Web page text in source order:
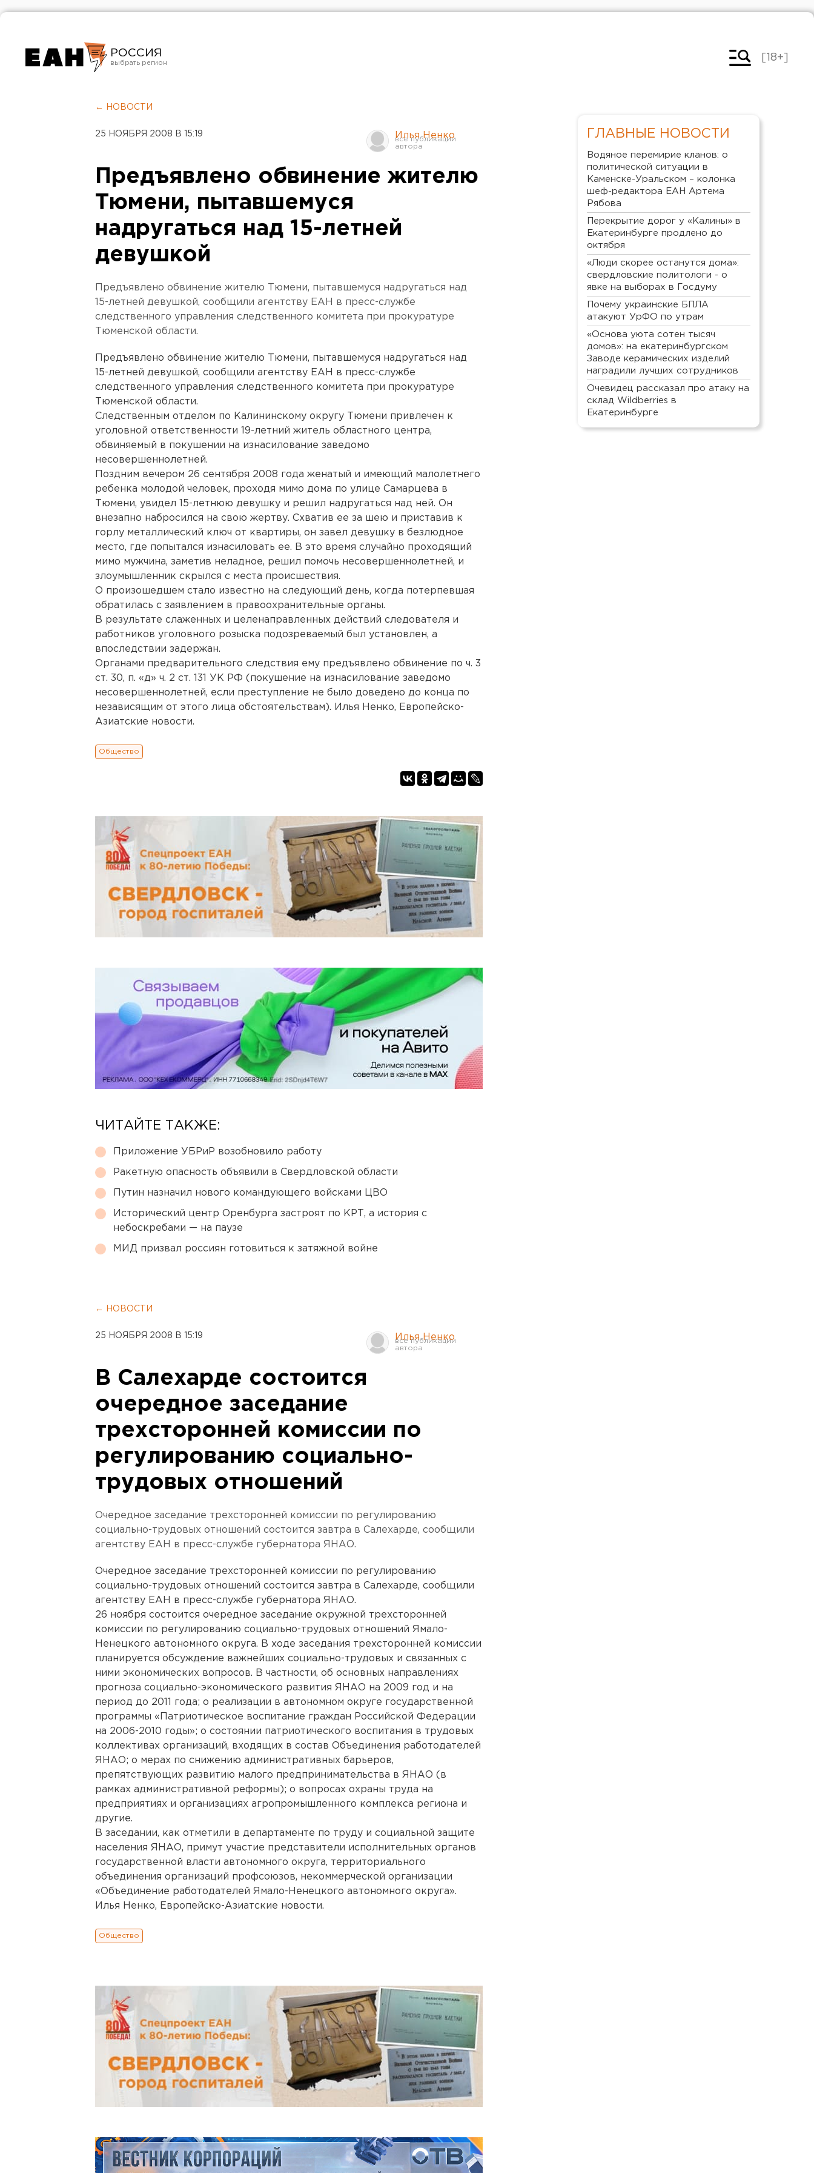
РОССИЯ
Челябинск
[18+]
← НОВОСТИ
25 НОЯБРЯ 2008 В 15:19 Илья Ненко
Предъявлено обвинение жителю
Тюмени, пытавшемуся
надругаться над 15-летней
девушкой
Предъявлено обвинение жителю Тюмени, пытавшемуся надругаться над
15-летней девушкой, сообщили агентству ЕАН в пресс-службе
следственного управления следственного комитета при прокуратуре
Тюменской области.
Предъявлено обвинение жителю Тюмени, пытавшемуся надругаться над
15-летней девушкой, сообщили агентству ЕАН в пресс-службе
следственного управления следственного комитета при прокуратуре
Тюменской области.
Следственным отделом по Калининскому округу Тюмени привлечен к
уголовной ответственности 19-летний житель областного центра,
обвиняемый в покушении на изнасилование заведомо
несовершеннолетней.
Поздним вечером 26 сентября 2008 года женатый и имеющий малолетнего
ребенка молодой человек, проходя мимо дома по улице Самарцева в
Тюмени, увидел 15-летнюю девушку и решил надругаться над ней. Он
внезапно набросился на свою жертву. Схватив ее за шею и приставив к
горлу металлический ключ от квартиры, он завел девушку в безлюдное
место, где попытался изнасиловать ее. В это время случайно проходящий
мимо мужчина, заметив неладное, решил помочь несовершеннолетней, и
злоумышленник скрылся с места происшествия.
О произошедшем стало известно на следующий день, когда потерпевшая
обратилась с заявлением в правоохранительные органы.
В результате слаженных и целенаправленных действий следователя и
работников уголовного розыска подозреваемый был установлен, а
впоследствии задержан.
Органами предварительного следствия ему предъявлено обвинение по ч. 3
ст. 30, п. «д» ч. 2 ст. 131 УК РФ (покушение на изнасилование заведомо
несовершеннолетней, если преступление не было доведено до конца по
независящим от этого лица обстоятельствам). Илья Ненко, Европейско-
Азиатские новости.
Общество
ЧИТАЙТЕ ТАКЖЕ:
Приложение УБРиР возобновило работу
Ракетную опасность объявили в Свердловской области
Путин назначил нового командующего войсками ЦВО
Исторический центр Оренбурга застроят по КРТ, а история с
небоскребами — на паузе
МИД призвал россиян готовиться к затяжной войне
← НОВОСТИ
25 НОЯБРЯ 2008 В 15:19 Илья Ненко
В Салехарде состоится
очередное заседание
трехсторонней комиссии по
регулированию социально-
трудовых отношений
Очередное заседание трехсторонней комиссии по регулированию
социально-трудовых отношений состоится завтра в Салехарде, сообщили
агентству ЕАН в пресс-службе губернатора ЯНАО.
Очередное заседание трехсторонней комиссии по регулированию
социально-трудовых отношений состоится завтра в Салехарде, сообщили
агентству ЕАН в пресс-службе губернатора ЯНАО.
26 ноября состоится очередное заседание окружной трехсторонней
комиссии по регулированию социально-трудовых отношений Ямало-
Ненецкого автономного округа. В ходе заседания трехсторонней комиссии
планируется обсуждение важнейших социально-трудовых и связанных с
ними экономических вопросов. В частности, об основных направлениях
прогноза социально-экономического развития ЯНАО на 2009 год и на
период до 2011 года; о реализации в автономном округе государственной
программы «Патриотическое воспитание граждан Российской Федерации
на 2006-2010 годы»; о состоянии патриотического воспитания в трудовых
коллективах организаций, входящих в состав Объединения работодателей
ЯНАО; о мерах по снижению административных барьеров,
препятствующих развитию малого предпринимательства в ЯНАО (в
рамках административной реформы); о вопросах охраны труда на
предприятиях и организациях агропромышленного комплекса региона и
другие.
В заседании, как отметили в департаменте по труду и социальной защите
населения ЯНАО, примут участие представители исполнительных органов
государственной власти автономного округа, территориального
объединения организаций профсоюзов, некоммерческой организации
«Объединение работодателей Ямало-Ненецкого автономного округа».
Илья Ненко, Европейско-Азиатские новости.
Общество
ГЛАВНЫЕ НОВОСТИ
Водяное перемирие кланов: о
политической ситуации в
Каменске-Уральском – колонка
шеф-редактора ЕАН Артема
Рябова
Перекрытие дорог у «Калины» в
Екатеринбурге продлено до
октября
«Люди скорее останутся дома»:
свердловские политологи - о
явке на выборах в Госдуму
Почему украинские БПЛА
атакуют УрФО по утрам
«Основа уюта сотен тысяч
домов»: на екатеринбургском
Заводе керамических изделий
наградили лучших сотрудников
Очевидец рассказал про атаку на
склад Wildberries в
Екатеринбурге